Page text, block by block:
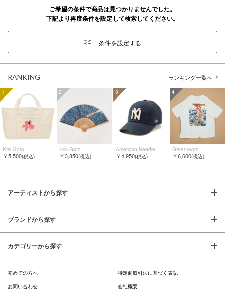
ご希望の条件で商品は見つかりませんでした。
下記より再度条件を設定して検索してください。
条件を設定する
RANKING ランキング一覧へ
1
Kris Goto
￥5,500(税込)
2
Kris Goto
￥3,850(税込)
3
American Needle
￥4,950(税込)
4
Greenroom
￥6,600(税込)
アーティストから探す
ブランドから探す
カテゴリーから探す
初めての方へ
特定商取引法に基づく表記
お問い合わせ
会社概要